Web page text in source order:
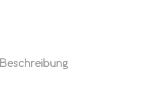
Beschreibung